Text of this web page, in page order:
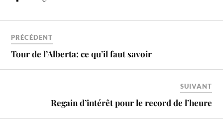
PRÉCÉDENT
Tour de l’Alberta: ce qu’il faut savoir
SUIVANT
Regain d’intérêt pour le record de l’heure